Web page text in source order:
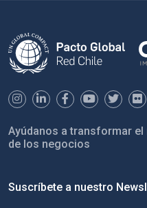
Ayúdanos a transformar el
de los negocios
Suscríbete a nuestro